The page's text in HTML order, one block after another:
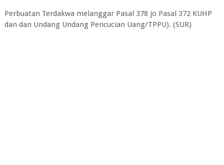
Perbuatan Terdakwa melanggar Pasal 378 jo Pasal 372 KUHP
dan dan Undang Undang Pencucian Uang/TPPU). (SUR)